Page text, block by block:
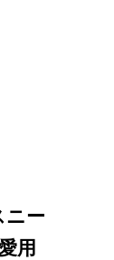
ニー
用